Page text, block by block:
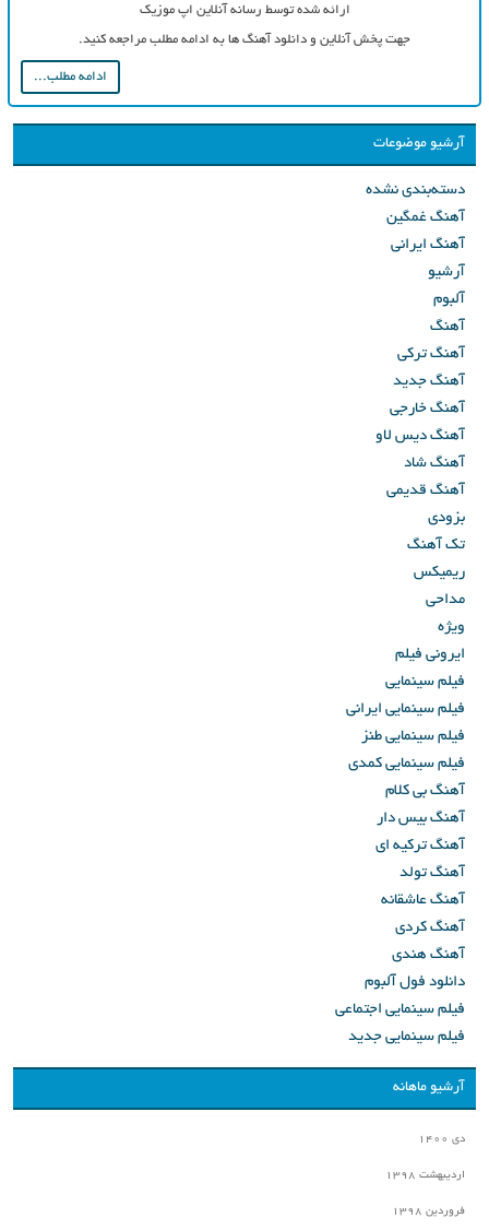
ارائه شده توسط رسانه آنلاین اپ موزیک
جهت پخش آنلاین و دانلود آهنگ ها به ادامه مطلب مراجعه کنید.
ادامه مطلب...
آرشیو موضوعات
دسته‌بندی نشده
آهنگ غمگین
آهنگ ایرانی
آرشیو
آلبوم
آهنگ
آهنگ ترکی
آهنگ جدید
آهنگ خارجی
آهنگ دیس لاو
آهنگ شاد
آهنگ قدیمی
بزودی
تک آهنگ
ریمیکس
مداحی
ویژه
ایرونی فیلم
فیلم سینمایی
فیلم سینمایی ایرانی
فیلم سینمایی طنز
فیلم سینمایی کمدی
آهنگ بی کلام
آهنگ بیس دار
آهنگ ترکیه ای
آهنگ تولد
آهنگ عاشقانه
آهنگ کردی
آهنگ هندی
دانلود فول آلبوم
فیلم سینمایی اجتماعی
فیلم سینمایی جدید
آرشیو ماهانه
دی ۱۴۰۰
اردیبهشت ۱۳۹۸
فروردین ۱۳۹۸